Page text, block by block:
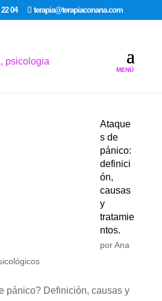
22 04 terapia@terapiaconana.com
Ataque
s de
pánico:
definici
ón,
causas
y
tratamie
ntos.
porAna
pánico? Definición, causas y